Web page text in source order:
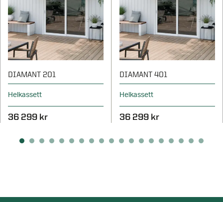
DIAMANT 201
Helkassett
36 299 kr
DIAMANT 401
Helkassett
36 299 kr